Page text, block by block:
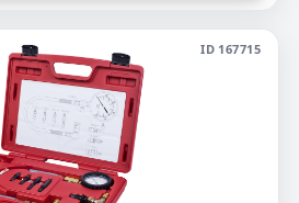
ID 167715